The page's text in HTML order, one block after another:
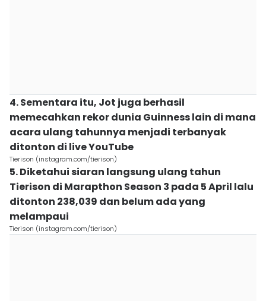
4. Sementara itu, Jot juga berhasil
memecahkan rekor dunia Guinness lain di mana
acara ulang tahunnya menjadi terbanyak
ditonton di live YouTube
Tierison (instagram.com/tierison)
5. Diketahui siaran langsung ulang tahun
Tierison di Marapthon Season 3 pada 5 April lalu
ditonton 238,039 dan belum ada yang
melampaui
Tierison (instagram.com/tierison)